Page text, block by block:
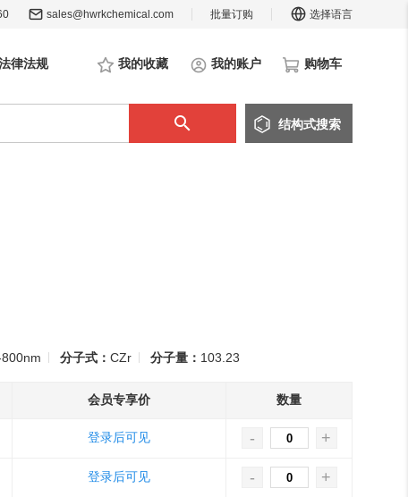
批量订购 选择语言
sales@hwrkchemical.com
律法规 我的收藏 我的账户 购物车
结构式搜索
分子式： CZr 分子量： 103.23
会员专享价 数量
登录后可见 - +
登录后可见 - +